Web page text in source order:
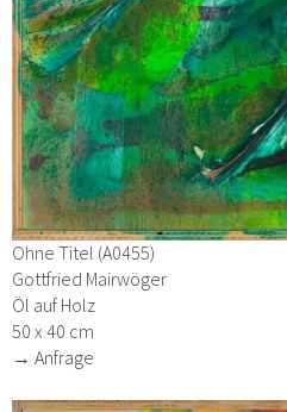
Ohne Titel (A0455)
Gottfried Mairwöger
Öl auf Holz
50 x 40 cm
→ Anfrage